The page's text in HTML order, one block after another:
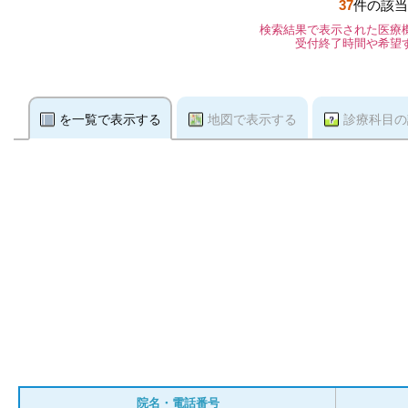
37件の該
検索結果で表示された医療
受付終了時間や希望
を一覧で表示する 地図で表示する 診療科目
院名・電話番号